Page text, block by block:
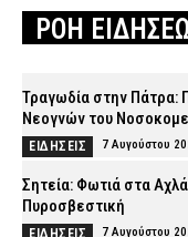
ΡΟΗ
Τραγωδία στην
Νεογνών του
ΕΙΔΗΣΕΙΣ 7 Αυγούστου
Σητεία: Φωτιά στα
Πυροσβεστική
ΕΙΔΗΣΕΙΣ 7 Αυγούστου